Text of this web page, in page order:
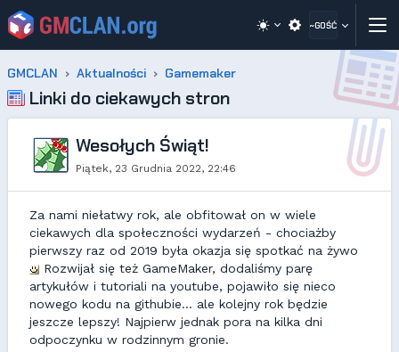
~GOŚĆ
GMCLAN Aktualności Gamemaker
Linki do ciekawych stron
Wesołych Świąt!
Piątek, 23 Grudnia 2022, 22:46
Za nami niełatwy rok, ale obfitował on w wiele
ciekawych dla społeczności wydarzeń - chociażby
pierwszy raz od 2019 była okazja się spotkać na żywo
Rozwijał się też GameMaker, dodaliśmy parę
artykułów i tutoriali na youtube, pojawiło się nieco
nowego kodu na githubie... ale kolejny rok będzie
jeszcze lepszy! Najpierw jednak pora na kilka dni
odpoczynku w rodzinnym gronie.